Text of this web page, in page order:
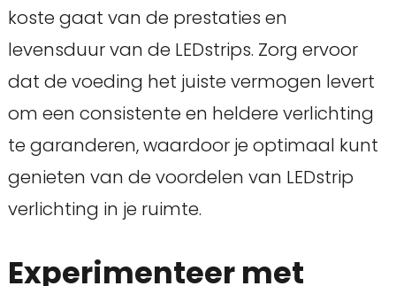
koste gaat van de prestaties en
levensduur van de LEDstrips. Zorg ervoor
dat de voeding het juiste vermogen levert
om een consistente en heldere verlichting
te garanderen, waardoor je optimaal kunt
genieten van de voordelen van LEDstrip
verlichting in je ruimte.
Experimenteer met